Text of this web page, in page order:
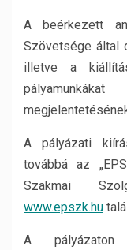
A beérkezett
Szövetsége által
illetve a
A pályázati
továbbá az
Szakmai
www.epszk.hu
A pályázaton